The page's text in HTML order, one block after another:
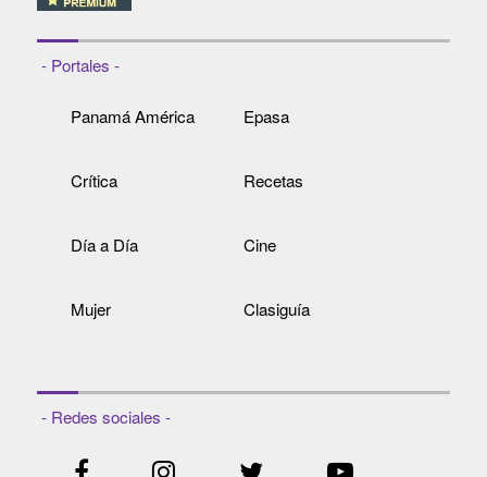
- Portales -
Panamá América Epasa
Crítica Recetas
Día a Día Cine
Mujer Clasiguía
- Redes sociales -